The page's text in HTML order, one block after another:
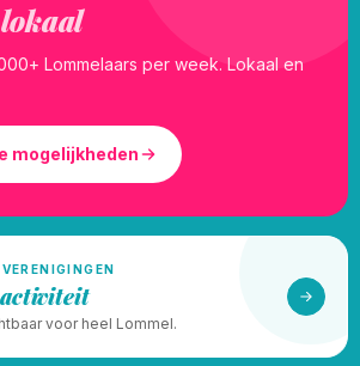
lokaal
Lommelaars per week. Lokaal en
mogelijkheden
activiteit
voor heel Lommel.